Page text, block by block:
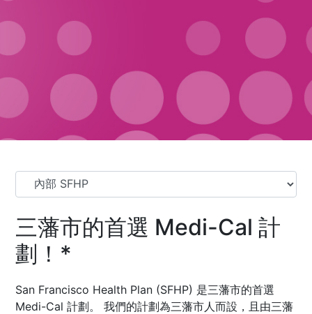
三藩市的首選 Medi-Cal 計
劃！*
San Francisco Health Plan (SFHP) 是三藩市的首選
Medi-Cal 計劃。 我們的計劃為三藩市人而設，且由三藩